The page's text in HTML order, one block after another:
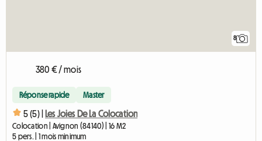
8
380 € / mois
Réponse rapide Master
5 (5) | Les Joies De La Colocation
Colocation | Avignon (84140) | 16 M2
5 pers. | 1 mois minimum